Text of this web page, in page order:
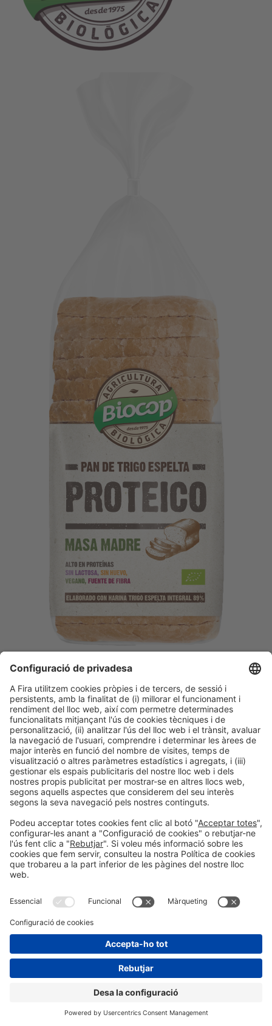
Descobreix més novetats dels
expositors d'Alimentaria
Facebook Twitter LinkedIn WhatsApp Email
Informació generalAvís legal
#ALIMENTARIA2028
a les xarxes socials
© 2026 Fira de Barcelona